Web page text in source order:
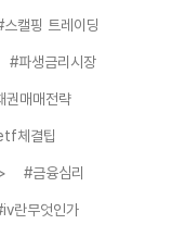
스캘핑 트레이딩
#파생금리시장
권매매전략
체결팁
#금융심리
란무엇인가